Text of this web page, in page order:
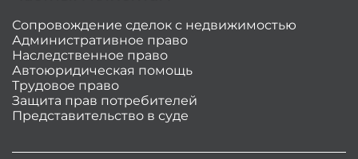
Сопровождение сделок с недвижимостью
Административное право
Наследственное право
Автоюридическая помощь
Трудовое право
Защита прав потребителей
Представительство в суде